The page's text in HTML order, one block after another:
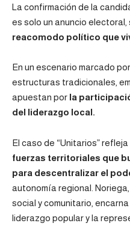
La confirmación de la
es solo un anuncio electoral,
reacomodo político que
En un escenario marcado
estructuras tradicionales,
apuestan por la
del liderazgo local.
El caso de “Unitarios”
fuerzas territoriales que
para descentralizar el
autonomía regional.
social y comunitario,
liderazgo popular y la